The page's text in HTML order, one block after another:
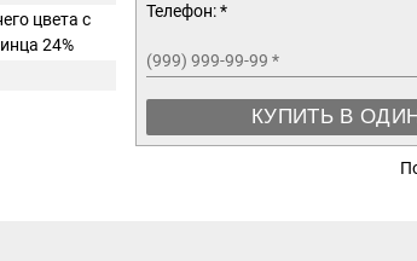
цвета с
24%
Телефон: *
(999) 999-99-99 *
КУПИТЬ В